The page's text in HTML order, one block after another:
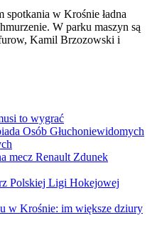
w Krośnie ładna
W parku maszyn są
Kamil Brzozowski i
to wygrać
Osób Głuchoniewidomych
mecz Renault Zdunek
Polskiej Ligi Hokejowej
w Krośnie: im większe dziury